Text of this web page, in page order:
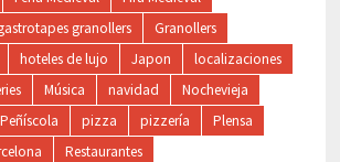
granollers
Granollers
hoteles de lujo Japon
localizaciones
Música navidad
Nochevieja
Peñíscola pizza pizzería
Plensa
Restaurantes